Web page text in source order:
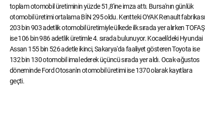
toplam otomobil üretiminin yüzde 51,8'ine imza attı. Bursa'nın günlük
otomobil üretimi ortalama BİN 295 oldu. Kentteki OYAK Renault fabrikası
203 bin 903 adetlik otomobil üretimiyle ülkede ilk sırada yer alırken TOFAŞ
ise 106 bin 986 adetlik üretimle 4. sırada bulunuyor. Kocaeli'deki Hyundai
Assan 155 bin 526 adetle ikinci, Sakarya'da faaliyet gösteren Toyota ise
132 bin 130 otomobil imal ederek üçüncü sırada yer aldı. Ocak-ağustos
döneminde Ford Otosan'ın otomobil üretimi ise 1370 olarak kayıtlara
geçti.